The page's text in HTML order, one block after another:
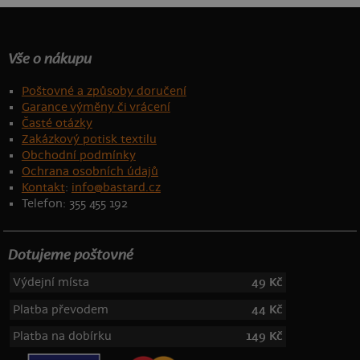
Vše o nákupu
Poštovné a způsoby doručení
Garance výměny či vrácení
Časté otázky
Zakázkový potisk textilu
Obchodní podmínky
Ochrana osobních údajů
Kontakt: info@bastard.cz
Telefon: 355 455 192
Dotujeme poštovné
Výdejní místa
49 Kč
Platba převodem
44 Kč
Platba na dobírku
149 Kč